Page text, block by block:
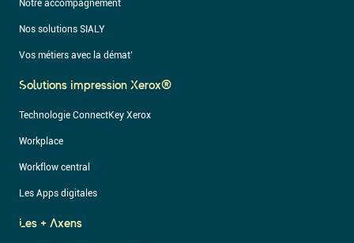
Notre accompagnement
Nos solutions SIALY
Vos métiers avec la démat’
Solutions Impression Xerox®
Technologie ConnectKey Xerox
Workplace
Workflow central
Les Apps digitales
Les + Axens